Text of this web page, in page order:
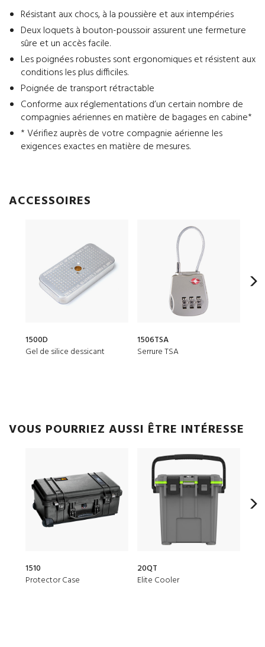
Résistant aux chocs, à la poussière et aux intempéries
Deux loquets à bouton-poussoir assurent une fermeture
sûre et un accès facile.
Les poignées robustes sont ergonomiques et résistent aux
conditions les plus difficiles.
Poignée de transport rétractable
Conforme aux réglementations d’un certain nombre de
compagnies aériennes en matière de bagages en cabine*
* Vérifiez auprès de votre compagnie aérienne les
exigences exactes en matière de mesures.
ACCESSOIRES
1500D
Gel de silice dessicant
1506TSA
Serrure TSA
VOUS POURRIEZ AUSSI ÊTRE INTÉRESSE
1510
Protector Case
20QT
Elite Cooler